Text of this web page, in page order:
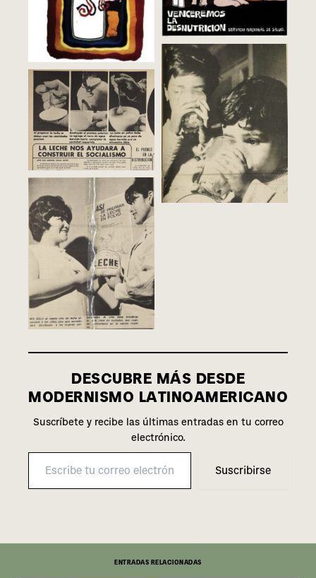
Inicio de la cam­pa­ña de dis­tri­bu­
ción de leche, Diario La Nación, 16
de diciem­bre (1970). Archivo de
Cultura Digital UDP
Inicio de la cam­pa­ña de dis­tri­bu­
ción de leche, Diario La Nación, 16
de diciem­bre (1970). Archivo de
Cultura Digital UDP
Inicio de la cam­pa­ña de dis­tri­bu­
ción de leche, Diario La Nación, 16
de diciem­bre (1970). Archivo de
Cultura Digital UDP
DESCUBRE MÁS DESDE
MODERNISMO LATINOAMERICANO
Suscríbete y reci­be las últi­mas entra­das en tu correo
elec­tró­ni­co.
Suscribirse
ENTRADAS RELACIONADAS